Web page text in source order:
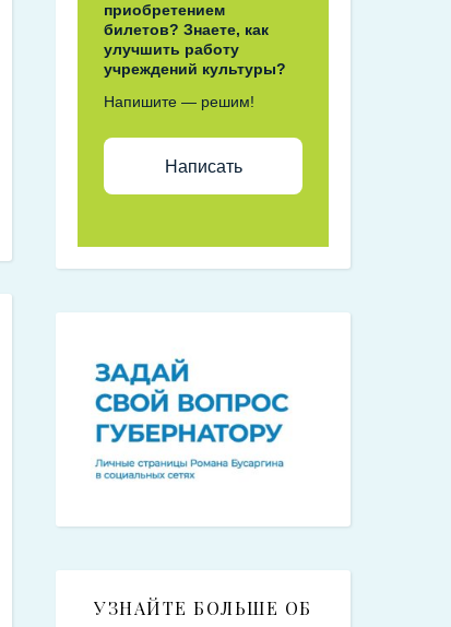
приобретением
билетов? Знаете, как
улучшить работу
учреждений культуры?
Напишите — решим!
Написать
УЗНАЙТЕ БОЛЬШЕ ОБ